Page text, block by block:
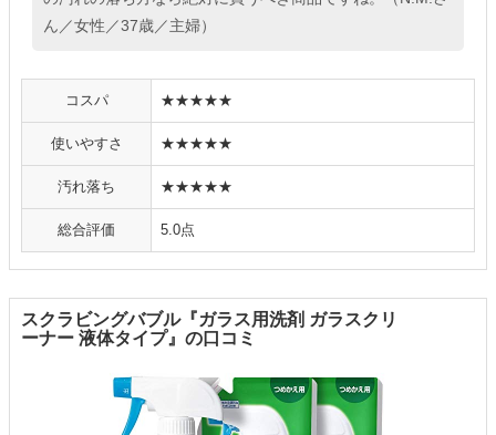
ん／女性／37歳／主婦）
コスパ ★★★★★
使いやすさ ★★★★★
汚れ落ち ★★★★★
総合評価 5.0点
スクラビングバブル『ガラス用洗剤 ガラスクリ
ーナー 液体タイプ』の口コミ